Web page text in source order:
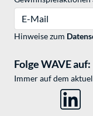
Hinweise zum
Folge WAVE auf:
Immer auf dem